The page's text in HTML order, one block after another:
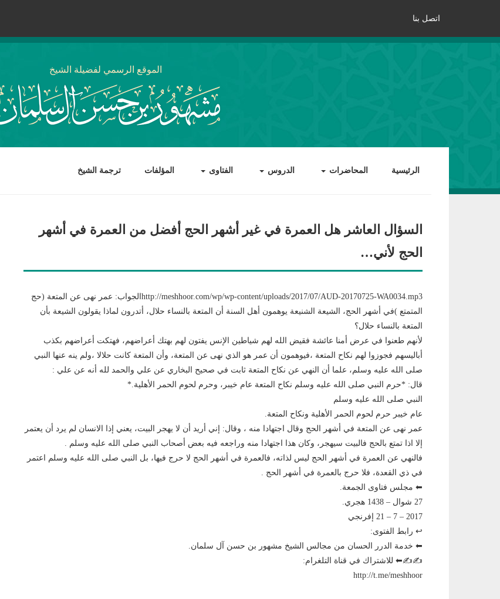
اتصل بنا
الموقع الرسمي لفضيلة الشيخ
الرئيسية المحاضرات الدروس الفتاوى المؤلفات ترجمة الشيخ
السؤال العاشر هل العمرة في غير أشهر الحج أفضل من العمرة في أشهر
الحج لأني…
http://meshhoor.com/wp/wp-content/uploads/2017/07/AUD-20170725-WA0034.mp3الجواب: عمر نهى عن المتعة (حج
المتمتع )في أشهر الحج، الشيعة الشنيعة يوهمون أهل السنة أن المتعة بالنساء حلال، أتدرون لماذا يقولون الشيعة بأن
المتعة بالنساء حلال؟
لأنهم طعنوا في عرض أمنا عائشة فقيض الله لهم شياطين الإنس يفتون لهم بهتك أعراضهم، فهتكت أعراضهم بكذب
أباليسهم فجوزوا لهم نكاح المتعة ،فيوهمون أن عمر هو الذي نهى عن المتعة، وأن المتعة كانت حلالا ،ولم ينه عنها النبي
صلى الله عليه وسلم، علما أن النهي عن نكاح المتعة ثابت في صحيح البخاري عن علي والحمد لله أنه عن علي :
قال: *حرم النبي صلى الله عليه وسلم نكاح المتعة عام خيبر، وحرم لحوم الحمر الأهلية.*
النبي صلى الله عليه وسلم
عام خيبر حرم لحوم الحمر الأهلية ونكاح المتعة.
عمر نهى عن المتعة في أشهر الحج وقال اجتهادا منه ، وقال: إني أريد أن لا يهجر البيت، يعني إذا الانسان لم يرد أن يعتمر
إلا اذا تمتع بالحج فالبيت سيهجر، وكان هذا اجتهادا منه وراجعه فيه بعض أصحاب النبي صلى الله عليه وسلم .
فالنهي عن العمرة في أشهر الحج ليس لذاته، فالعمرة في أشهر الحج لا حرج فيها، بل النبي صلى الله عليه وسلم اعتمر
في ذي القعدة، فلا حرج بالعمرة في أشهر الحج .
⬅ مجلس فتاوى الجمعة.
27 شوال – 1438 هجري.
2017 – 7 – 21 إفرنجي
↩ رابط الفتوى:
⬅ خدمة الدرر الحسان من مجالس الشيخ مشهور بن حسن آل سلمان.
✍✍⬅ للاشتراك في قناة التلغرام:
http://t.me/meshhoor